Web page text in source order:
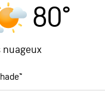
80°
nuageux